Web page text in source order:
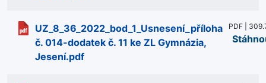
UZ_8_36_2022_bod_1_Usnesení_příloha
č. 014-dodatek č. 11 ke ZL Gymnázia,
Jesení.pdf
PDF |